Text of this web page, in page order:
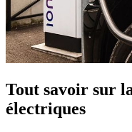
Tout savoir sur
électriques